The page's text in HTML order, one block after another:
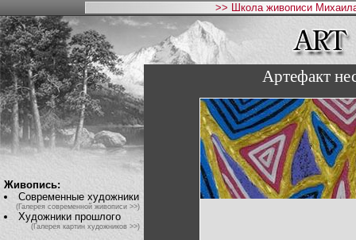
>> Школа живописи
Живопись:
Современные художники
(Галерея современной живописи >>)
Художники прошлого
(Галерея картин художников >>)
Артефакт